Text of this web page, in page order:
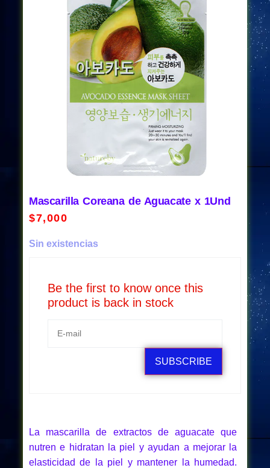
Mascarilla Coreana de Aguacate x 1Und
$7,000
Sin existencias
Be the first to know once this
product is back in stock
SUBSCRIBE
La mascarilla de extractos de aguacate que
nutren e hidratan la piel y ayudan a mejorar la
elasticidad de la piel y mantener la humedad.